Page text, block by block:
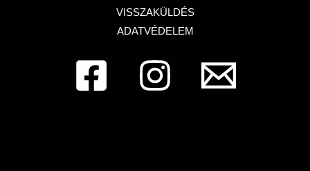
VISSZAKÜLDÉS
ADATVÉDELEM